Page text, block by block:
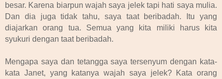
besar. Karena biarpun wajah saya jelek tapi hati saya mulia.
Dan dia juga tidak tahu, saya taat beribadah. Itu yang
diajarkan orang tua. Semua yang kita miliki harus kita
syukuri dengan taat beribadah.
Mengapa saya dan tetangga saya tersenyum dengan kata-
kata Janet, yang katanya wajah saya jelek? Kata orang